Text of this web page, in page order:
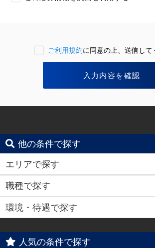
ご利用規約に同意の上、送信して
他の条件で探す
エリアで探す
職種で探す
環境・待遇で探す
人気の条件で探す